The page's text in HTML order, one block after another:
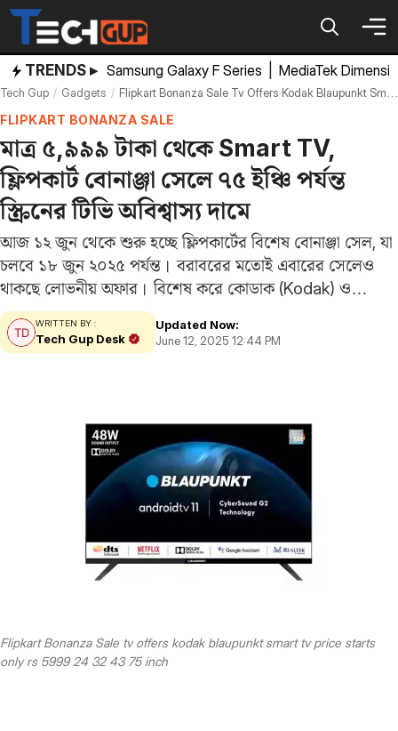
Skip
content
TRENDS ▸ Samsung Galaxy F Series MediaTek
Tech Gup Gadgets Flipkart Bonanza Sale Tv Offers Kodak Blaupunkt Smart Tv Price Starts Only Rs 5999 24 32 43 75 Inch
FLIPKART BONANZA SALE
মাত্র ৫,৯৯৯ টাকা থেকে Smart TV,
ফ্লিপকার্ট বোনাঞ্জা সেলে ৭৫ ইঞ্চি পর্যন্ত
স্ক্রিনের টিভি অবিশ্বাস্য দামে
আজ ১২ জুন থেকে শুরু হচ্ছে ফ্লিপকার্টের বিশেষ বোনাঞ্জা সেল, যা
চলবে ১৮ জুন ২০২৫ পর্যন্ত। বরাবরের মতোই এবারের সেলেও
থাকছে লোভনীয় অফার। বিশেষ করে কোডাক (Kodak) ও
ব্লাউপাঙ্কট (Blaupunkt) ব্র্যান্ডের স্মার্ট টিভিতে বড়সড় ছাড় দেওয়া
হচ্ছে। তাই এই মুহূর্তে…
WRITTEN BY :
Tech Gup Desk
Updated Now:
June 12, 2025 12:44 PM
Flipkart Bonanza Sale tv offers kodak blaupunkt smart tv price starts
only rs 5999 24 32 43 75 inch